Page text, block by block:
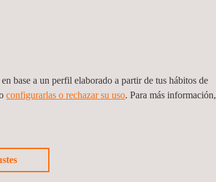
base a un perfil elaborado a partir de tus hábitos de
configurarlas o rechazar su uso. Para más información,